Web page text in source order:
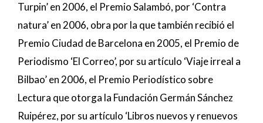
Turpin’ en 2006, el Premio Salambó, por ‘Contra
natura’ en 2006, obra por la que también recibió el
Premio Ciudad de Barcelona en 2005, el Premio de
Periodismo ‘El Correo’, por su artículo ‘Viaje irreal a
Bilbao’ en 2006, el Premio Periodístico sobre
Lectura que otorga la Fundación Germán Sánchez
Ruipérez, por su artículo ‘Libros nuevos y renuevos